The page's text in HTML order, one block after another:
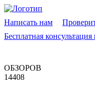
Написать нам
Бесплатная
ОБЗОРОВ
14408